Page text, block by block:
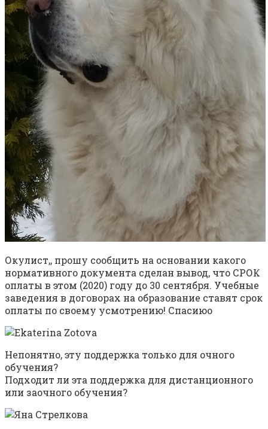
Окулист,, прошу сообщить на основании какого
нормативного документа сделан вывод, что СРОК
оплаты в этом (2020) году до 30 сентября. Учебные
заведения в договорах на образование ставят срок
оплаты по своему усмотрению! Спасиюо
Непонятно, эту поддержка только для очного
обучения?
Подходит ли эта поддержка для дистанционного
или заочного обучения?